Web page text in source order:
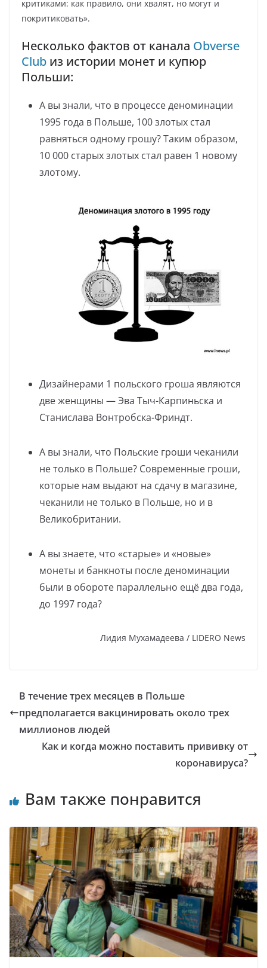
критиками: как правило, они хвалят, но могут и
покритиковать».
Несколько фактов от канала Obverse
Club из истории монет и купюр
Польши:
А вы знали, что в процессе деноминации
1995 года в Польше, 100 злотых стал
равняться одному грошу? Таким образом,
10 000 старых злотых стал равен 1 новому
злотому.
Дизайнерами 1 польского гроша являются
две женщины — Эва Тыч-Карпиньска и
Станислава Вонтробска-Фриндт.
А вы знали, что Польские гроши чеканили
не только в Польше? Современные гроши,
которые нам выдают на сдачу в магазине,
чеканили не только в Польше, но и в
Великобритании.
А вы знаете, что «старые» и «новые»
монеты и банкноты после деноминации
были в обороте параллельно ещё два года,
до 1997 года?
Лидия Мухамадеева / LIDERO News
В течение трех месяцев в Польше
предполагается вакцинировать около трех
миллионов людей
Как и когда можно поставить прививку от
коронавируса?
Вам также понравится